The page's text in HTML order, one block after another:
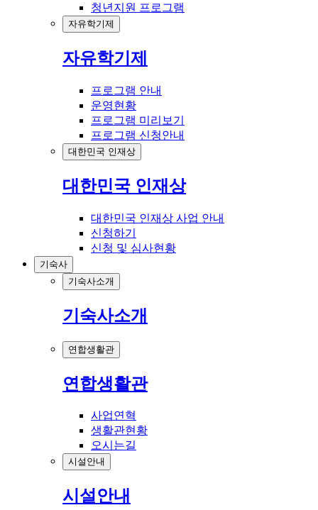
청년지원 프로그램
자유학기제
자유학기제
프로그램 안내
운영현황
프로그램 미리보기
프로그램 신청안내
대한민국 인재상
대한민국 인재상
대한민국 인재상 사업 안내
신청하기
신청 및 심사현황
기숙사
기숙사소개
기숙사소개
연합생활관
연합생활관
사업연혁
생활관현황
오시는길
시설안내
시설안내